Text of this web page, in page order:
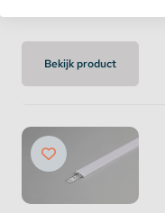
Bekijk product